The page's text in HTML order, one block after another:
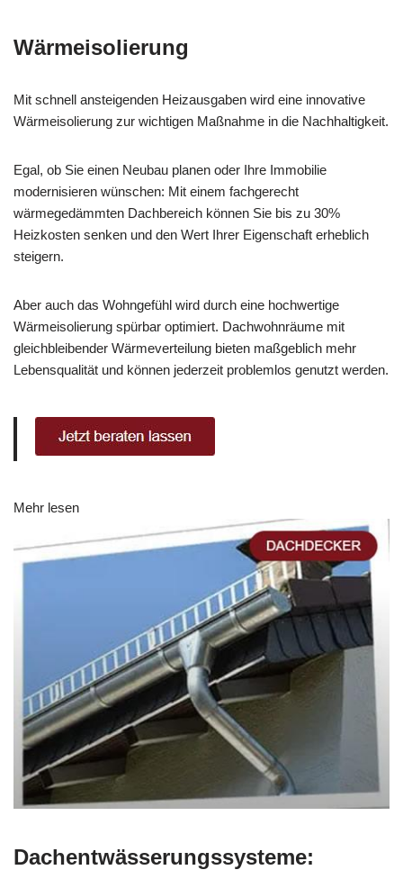
Wärmeisolierung
Mit schnell ansteigenden Heizausgaben wird eine innovative
Wärmeisolierung zur wichtigen Maßnahme in die Nachhaltigkeit.
Egal, ob Sie einen Neubau planen oder Ihre Immobilie
modernisieren wünschen: Mit einem fachgerecht
wärmegedämmten Dachbereich können Sie bis zu 30%
Heizkosten senken und den Wert Ihrer Eigenschaft erheblich
steigern.
Aber auch das Wohngefühl wird durch eine hochwertige
Wärmeisolierung spürbar optimiert. Dachwohnräume mit
gleichbleibender Wärmeverteilung bieten maßgeblich mehr
Lebensqualität und können jederzeit problemlos genutzt werden.
Mehr lesen
Dachentwässerungssysteme: